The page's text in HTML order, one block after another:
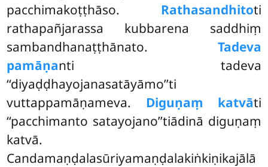
pacchimakoṭṭhāso. Rathasandhitoti
rathapañjarassa kubbarena saddhiṃ
sambandhanaṭṭhānato. Tadeva
pamāṇanti tadeva
‘‘diyaḍḍhayojanasatāyāmo’’ti
vuttappamāṇameva. Diguṇaṃ katvāti
‘‘pacchimanto satayojano’’tiādinā diguṇaṃ
katvā.
Candamaṇḍalasūriyamaṇḍalakiṅkiṇikajālā